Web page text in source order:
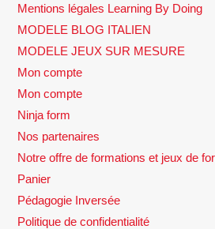
Mentions légales Learning By Doing
MODELE BLOG ITALIEN
MODELE JEUX SUR MESURE
Mon compte
Mon compte
Ninja form
Nos partenaires
Notre offre de formations et jeux de
Panier
Pédagogie Inversée
Politique de confidentialité